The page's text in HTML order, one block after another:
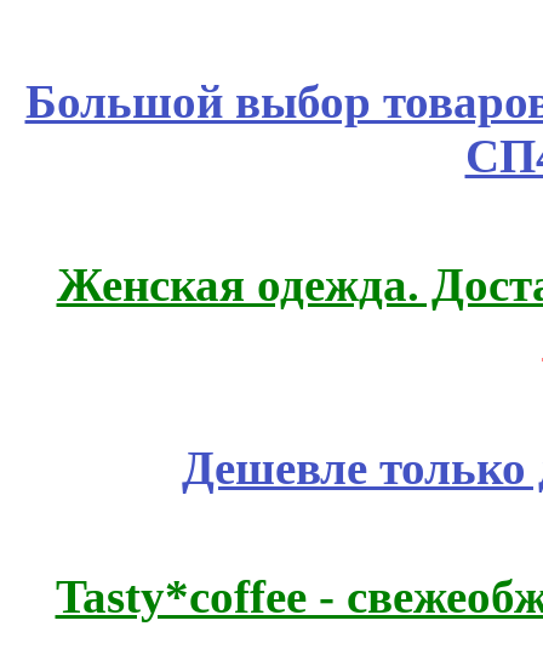
Большой выбор
Женская одежда.
Дешевле
Tasty*coffee -